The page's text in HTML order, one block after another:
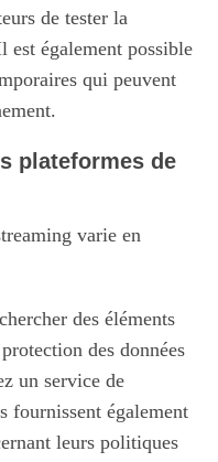
de tester la
est également possible
qui peuvent
plateformes de
varie en
des éléments
des données
un service de
fournissent également
leurs politiques